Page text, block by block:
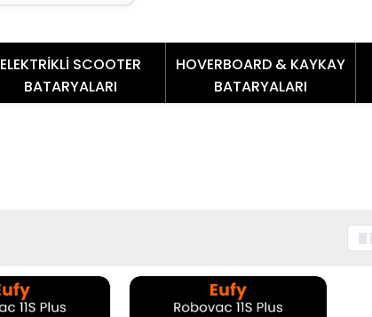
ELEKTRİKLİ SCOOTER
BATARYALARI
HOVERBOARD & KAYKAY
BATARYALARI